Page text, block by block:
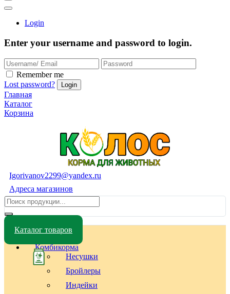
Login
Enter your username and password to login.
Remember me
Lost password?
Главная
Каталог
Корзина
Igorivanov2299@yandex.ru
Адреса магазинов
Каталог товаров
Комбикорма
Несушки
Бройлеры
Индейки